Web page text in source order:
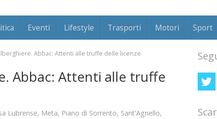
Eventi Lifestyle Trasporti Motori Sport
Abbac: Attenti alle truffe delle licenze
Abbac: Attenti alle truffe
Lubrense, Meta, Piano di Sorrento, Sant'Agnello,